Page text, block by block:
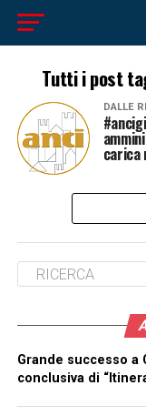
Tutti i post
DALLE
carica
Grande successo a
conclusiva di